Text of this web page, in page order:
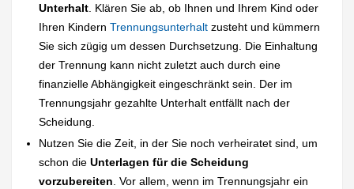
Unterhalt . Klären Sie ab, ob Ihnen und Ihrem Kind oder
Ihren KindernTrennungsunterhalt zusteht und kümmern
Sie sich zügig um dessen Durchsetzung. Die Einhaltung
der Trennung kann nicht zuletzt auch durch eine
finanzielle Abhängigkeit eingeschränkt sein. Der im
Trennungsjahr gezahlte Unterhalt entfällt nach der
Scheidung.
Nutzen Sie die Zeit, in der Sie noch verheiratet sind, um
schon dieUnterlagen für die Scheidung
vorzubereiten. Vor allem, wenn im Trennungsjahr ein